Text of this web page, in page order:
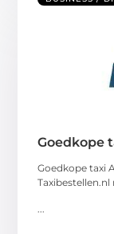
Goedkope
Goedkope taxi
Taxibestellen.nl